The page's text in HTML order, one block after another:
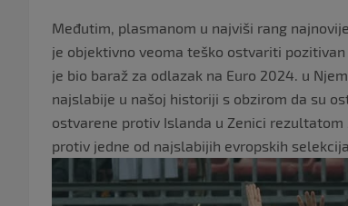
Međutim, plasmanom u najviši rang
je objektivno veoma teško ostvariti
je bio baraž za odlazak na Euro 2024. u
najslabije u našoj historiji s obzirom da su
ostvarene protiv Islanda u Zenici
protiv jedne od najslabijih evropskih